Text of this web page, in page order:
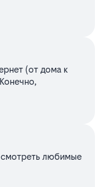
(от дома к
любимые